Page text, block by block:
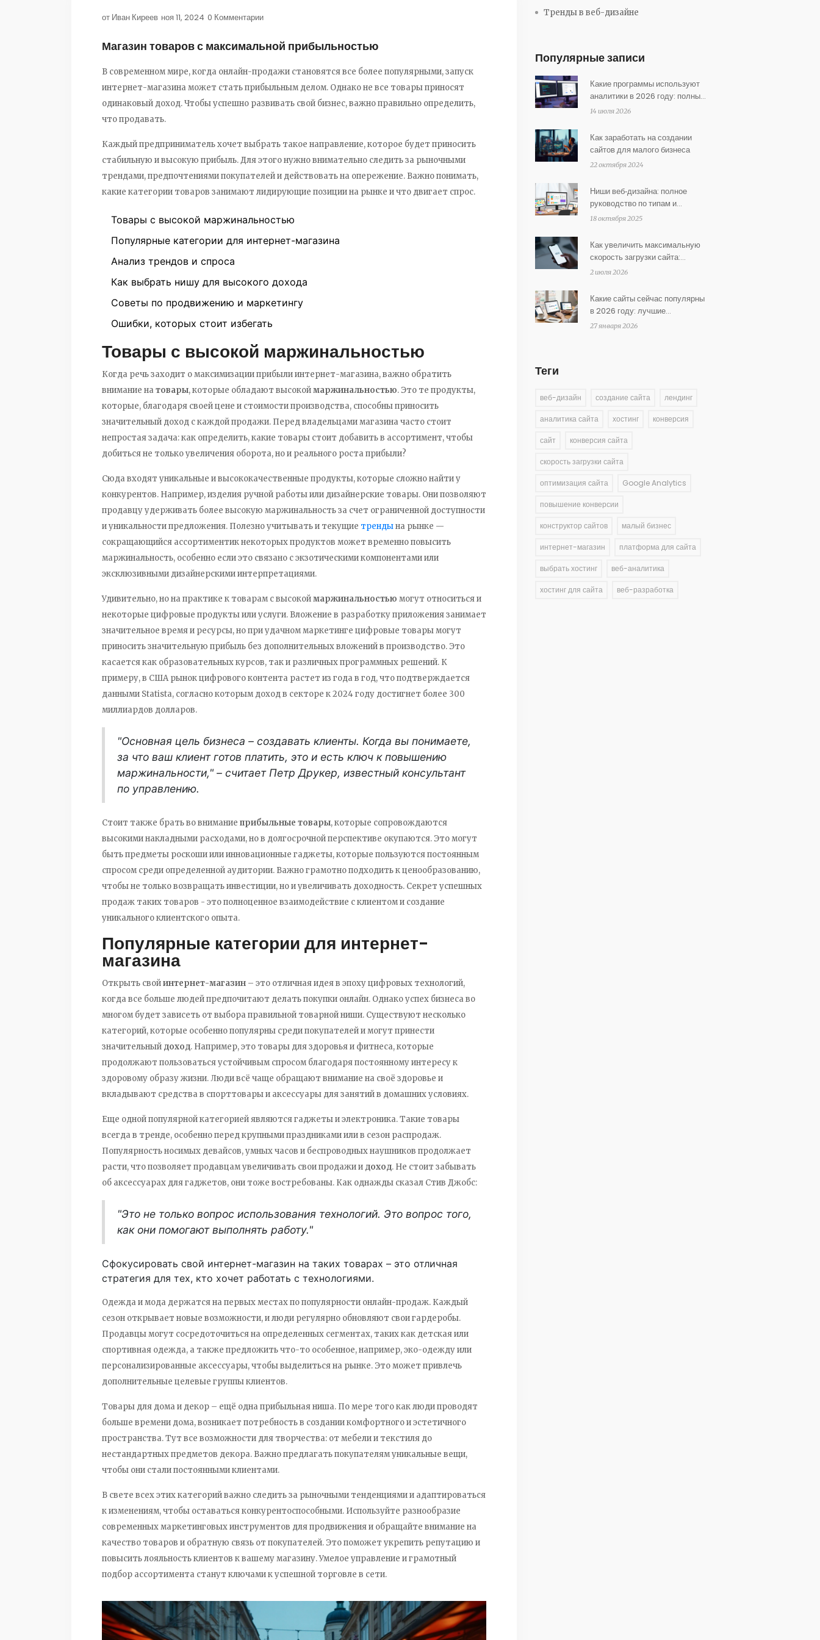
от Иван Киреев ноя 11, 2024 0 Комментарии
Магазин товаров с максимальной прибыльностью
В современном мире, когда онлайн-продажи становятся все более популярными, запуск
интернет-магазина может стать прибыльным делом. Однако не все товары приносят
одинаковый доход. Чтобы успешно развивать свой бизнес, важно правильно определить,
что продавать.
Каждый предприниматель хочет выбрать такое направление, которое будет приносить
стабильную и высокую прибыль. Для этого нужно внимательно следить за рыночными
трендами, предпочтениями покупателей и действовать на опережение. Важно понимать,
какие категории товаров занимают лидирующие позиции на рынке и что двигает спрос.
Товары с высокой маржинальностью
Популярные категории для интернет-магазина
Анализ трендов и спроса
Как выбрать нишу для высокого дохода
Советы по продвижению и маркетингу
Ошибки, которых стоит избегать
Товары с высокой маржинальностью
Когда речь заходит о максимизации прибыли интернет-магазина, важно обратить
внимание натовары, которые обладают высокоймаржинальностью. Это те продукты,
которые, благодаря своей цене и стоимости производства, способны приносить
значительный доход с каждой продажи. Перед владельцами магазина часто стоит
непростая задача: как определить, какие товары стоит добавить в ассортимент, чтобы
добиться не только увеличения оборота, но и реального роста прибыли?
Сюда входят уникальные и высококачественные продукты, которые сложно найти у
конкурентов. Например, изделия ручной работы или дизайнерские товары. Они позволяют
продавцу удерживать более высокую маржинальность за счет ограниченной доступности
и уникальности предложения. Полезно учитывать и текущие трендына рынке —
сокращающийся ассортиментик некоторых продуктов может временно повысить
маржинальность, особенно если это связано с экзотическими компонентами или
эксклюзивными дизайнерскими интерпретациями.
Удивительно, но на практике к товарам с высокоймаржинальностью могут относиться и
некоторые цифровые продукты или услуги. Вложение в разработку приложения занимает
значительное время и ресурсы, но при удачном маркетинге цифровые товары могут
приносить значительную прибыль без дополнительных вложений в производство. Это
касается как образовательных курсов, так и различных программных решений. К
примеру, в США рынок цифрового контента растет из года в год, что подтверждается
данными Statista, согласно которым доход в секторе к 2024 году достигнет более 300
миллиардов долларов.
"Основная цель бизнеса – создавать клиенты. Когда вы понимаете,
за что ваш клиент готов платить, это и есть ключ к повышению
маржинальности," – считает Петр Друкер, известный консультант
по управлению.
Стоит также брать во внимание прибыльные товары, которые сопровождаются
высокими накладными расходами, но в долгосрочной перспективе окупаются. Это могут
быть предметы роскоши или инновационные гаджеты, которые пользуются постоянным
спросом среди определенной аудитории. Важно грамотно подходить к ценообразованию,
чтобы не только возвращать инвестиции, но и увеличивать доходность. Секрет успешных
продаж таких товаров - это полноценное взаимодействие с клиентом и создание
уникального клиентского опыта.
Популярные категории для интернет-
магазина
Открыть свойинтернет-магазин – это отличная идея в эпоху цифровых технологий,
когда все больше людей предпочитают делать покупки онлайн. Однако успех бизнеса во
многом будет зависеть от выбора правильной товарной ниши. Существуют несколько
категорий, которые особенно популярны среди покупателей и могут принести
значительный доход. Например, это товары для здоровья и фитнеса, которые
продолжают пользоваться устойчивым спросом благодаря постоянному интересу к
здоровому образу жизни. Люди всё чаще обращают внимание на своё здоровье и
вкладывают средства в спорттовары и аксессуары для занятий в домашних условиях.
Еще одной популярной категорией являются гаджеты и электроника. Такие товары
всегда в тренде, особенно перед крупными праздниками или в сезон распродаж.
Популярность носимых девайсов, умных часов и беспроводных наушников продолжает
расти, что позволяет продавцам увеличивать свои продажи и доход. Не стоит забывать
об аксессуарах для гаджетов, они тоже востребованы. Как однажды сказал Стив Джобс:
"Это не только вопрос использования технологий. Это вопрос того,
как они помогают выполнять работу."
Сфокусировать свой интернет-магазин на таких товарах – это отличная
стратегия для тех, кто хочет работать с технологиями.
Одежда и мода держатся на первых местах по популярности онлайн-продаж. Каждый
сезон открывает новые возможности, и люди регулярно обновляют свои гардеробы.
Продавцы могут сосредоточиться на определенных сегментах, таких как детская или
спортивная одежда, а также предложить что-то особенное, например, эко-одежду или
персонализированные аксессуары, чтобы выделиться на рынке. Это может привлечь
дополнительные целевые группы клиентов.
Товары для дома и декор – ещё одна прибыльная ниша. По мере того как люди проводят
больше времени дома, возникает потребность в создании комфортного и эстетичного
пространства. Тут все возможности для творчества: от мебели и текстиля до
нестандартных предметов декора. Важно предлагать покупателям уникальные вещи,
чтобы они стали постоянными клиентами.
В свете всех этих категорий важно следить за рыночными тенденциями и адаптироваться
к изменениям, чтобы оставаться конкурентоспособными. Используйте разнообразие
современных маркетинговых инструментов для продвижения и обращайте внимание на
качество товаров и обратную связь от покупателей. Это поможет укрепить репутацию и
повысить лояльность клиентов к вашему магазину. Умелое управление и грамотный
подбор ассортимента станут ключами к успешной торговле в сети.
Тренды в веб-дизайне
Популярные записи
Какие программы используют
аналитики в 2026 году: полный
обзор инструментов
14 июля 2026
Как заработать на создании
сайтов для малого бизнеса
22 октября 2024
Ниши веб‑дизайна: полное
руководство по типам и
специализациям
18 октября 2025
Как увеличить максимальную
скорость загрузки сайта:
полное руководство по
2 июля 2026
Какие сайты сейчас популярны
в 2026 году: лучшие
платформы для создания
27 января 2026
Теги
веб-дизайн создание сайта лендинг
аналитика сайта хостинг конверсия
сайт конверсия сайта
скорость загрузки сайта
оптимизация сайта Google Analytics
повышение конверсии
конструктор сайтов малый бизнес
интернет-магазин платформа для сайта
выбрать хостинг веб-аналитика
хостинг для сайта веб-разработка